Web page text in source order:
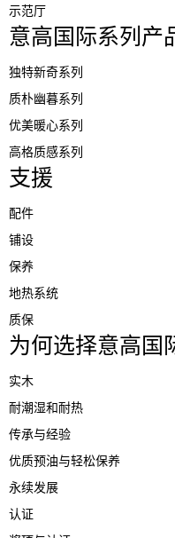
示范厅
意高国际系列产
独特新奇系列
质朴幽暮系列
优美暖心系列
高格质感系列
支援
配件
铺设
保养
地热系统
质保
为何选择意高国
实木
耐潮湿和耐热
传承与经验
优质预油与轻松保养
永续发展
认证